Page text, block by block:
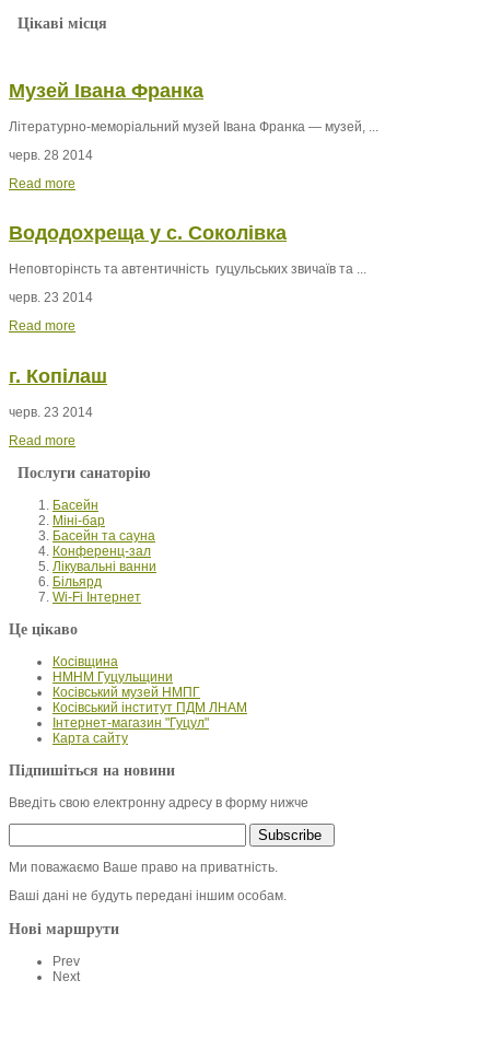
Цікаві місця
Музей Івана Франка
Літературно-меморіальний музей Івана Франка — музей, ...
черв. 28 2014
Read more
Вододохреща у с. Соколівка
Неповторінсть та автентичність гуцульських звичаїв та ...
черв. 23 2014
Read more
г. Копілаш
черв. 23 2014
Read more
Послуги санаторію
Басейн
Міні-бар
Басейн та сауна
Конференц-зал
Лікувальні ванни
Більярд
Wi-Fi Інтернет
Це цікаво
Косівщина
НМНМ Гуцульщини
Косівський музей НМПГ
Косівський інститут ПДМ ЛНАМ
Інтернет-магазин "Гуцул"
Карта сайту
Підпишіться на новини
Введіть свою електронну адресу в форму нижче
Ми поважаємо Ваше право на приватність.
Ваші дані не будуть передані іншим особам.
Нові маршрути
Prev
Next